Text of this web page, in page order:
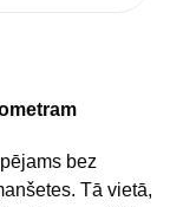
bez
Tā vietā,